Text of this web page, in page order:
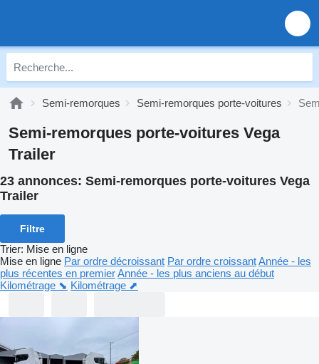
Semi-remorques Semi-remorques porte-voitures
Semi-remorques porte-voitures Vega
Trailer
23 annonces: Semi-remorques porte-voitures Vega
Trailer
Filtre
Trier: Mise en ligne
Mise en ligne Par ordre décroissant Par ordre croissantAnnée - les
plus récentes en premierAnnée - les plus anciens au début
Kilométrage ⬊ Kilométrage ⬈